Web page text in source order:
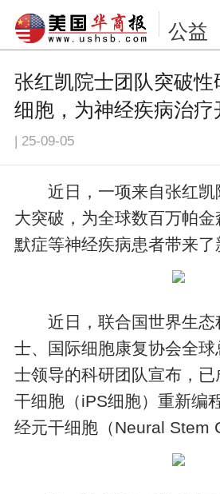
公益
张红凯院士团队突破性
细胞，为神经疾病治疗
| 25-09-05
近日，一项来自张红
大突破，为全球数百万帕
默症等神经疾病患者带来了
近日，联合国世界生
士、国际细胞康复协会全
士领导的科研团队宣布，
干细胞（iPS细胞）重新编
经元干细胞（Neural Stem